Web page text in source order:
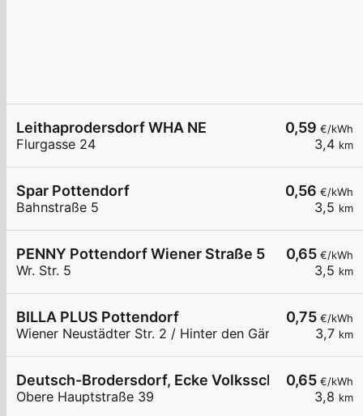
0,59 €/kWh
3,4 km
Leithaprodersdorf WHA NE
Flurgasse 24
0,56 €/kWh
3,5 km
Spar Pottendorf
Bahnstraße 5
0,65 €/kWh
3,5 km
PENNY Pottendorf Wiener Straße 5
Wr. Str. 5
0,75 €/kWh
3,7 km
BILLA PLUS Pottendorf
Wiener Neustädter Str. 2 / Hinter den Gärten
0,65 €/kWh
3,8 km
Deutsch-Brodersdorf, Ecke Volksschule
Obere Hauptstraße 39